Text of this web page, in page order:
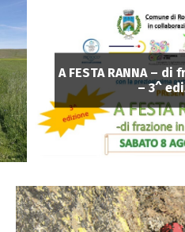
A FESTA RANNA –
– 3^